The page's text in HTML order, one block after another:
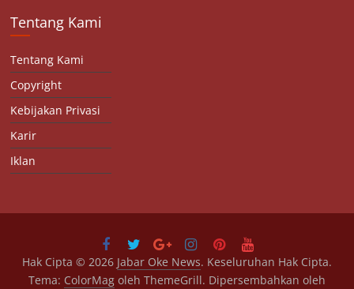
Tentang Kami
Tentang Kami
Copyright
Kebijakan Privasi
Karir
Iklan
Hak Cipta © 2026 Jabar Oke News. Keseluruhan Hak Cipta.
Tema: ColorMagoleh ThemeGrill. Dipersembahkan oleh